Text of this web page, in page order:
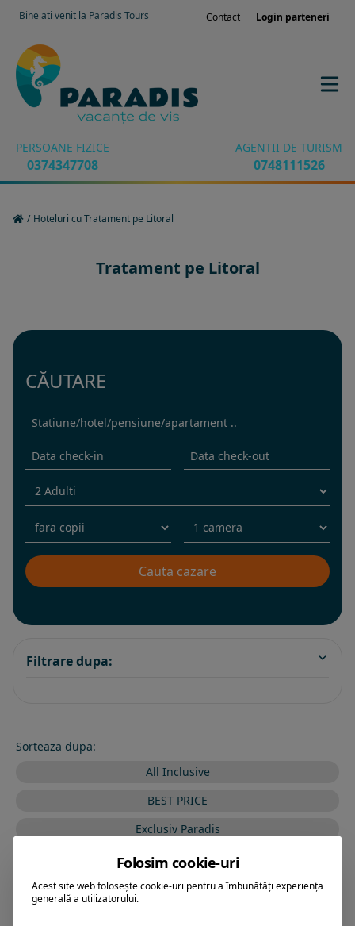
Bine ati venit la Paradis Tours Contact Login parteneri
PERSOANE FIZICE
0374347708
AGENTII DE TURISM
0748111526
/ Hoteluri cu Tratament pe Litoral
Tratament pe Litoral
CĂUTARE
Filtrare dupa:
Sorteaza dupa:
All Inclusive
BEST PRICE
Exclusiv Paradis
Stele 1-5
Stele 5-1
Folosim cookie-uri
Acest site web folosește cookie-uri pentru a îmbunătăți experiența
generală a utilizatorului.